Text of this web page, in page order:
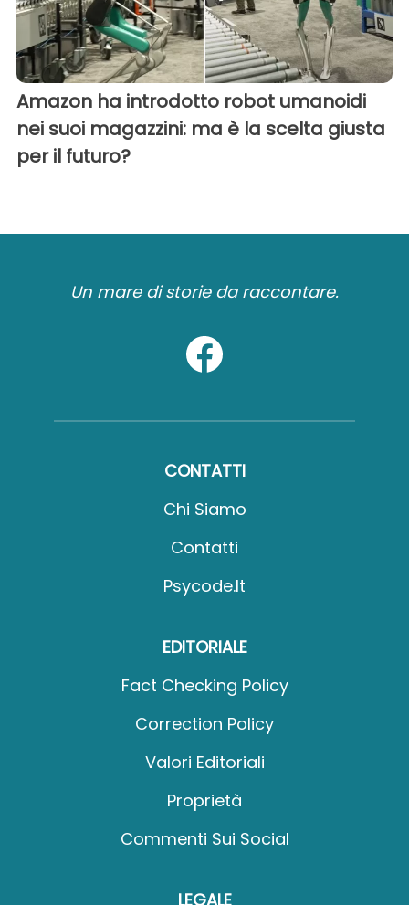
Amazon ha introdotto robot umanoidi
nei suoi magazzini: ma è la scelta giusta
per il futuro?
Un mare di storie da raccontare.
CONTATTI
Chi Siamo
Contatti
Psycode.it
EDITORIALE
Fact Checking Policy
Correction Policy
Valori Editoriali
Proprietà
Commenti Sui Social
LEGALE